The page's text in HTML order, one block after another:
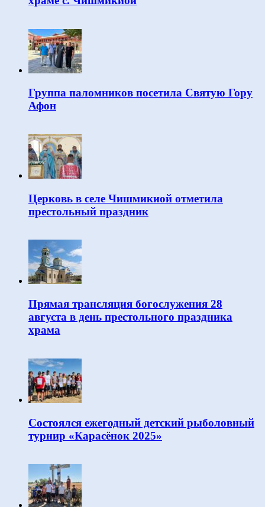
Группа паломников посетила Святую Гору
Афон
Церковь в селе Чишмикиой отметила
престольный праздник
Прямая трансляция богослужения 28
августа в день престольного праздника
храма
Состоялся ежегодный детский рыболовный
турнир «Карасёнок 2025»